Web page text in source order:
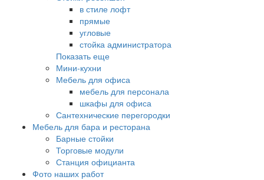
в стиле лофт
прямые
угловые
стойка администратора
Показать еще
Мини-кухни
Мебель для офиса
мебель для персонала
шкафы для офиса
Сантехнические перегородки
Мебель для бара и ресторана
Барные стойки
Торговые модули
Станция официанта
Фото наших работ